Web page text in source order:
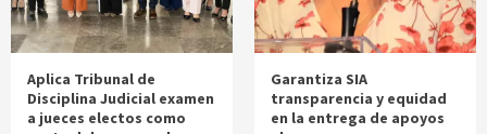
Aplica Tribunal de
Disciplina Judicial examen
a jueces electos como
Garantiza SIA
transparencia y equidad
en la entrega de apoyos